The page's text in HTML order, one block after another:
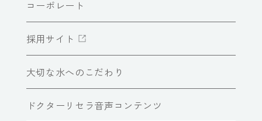
コーポレート
採用サイト
大切な水へのこだわり
ドクターリセラ音声コンテンツ